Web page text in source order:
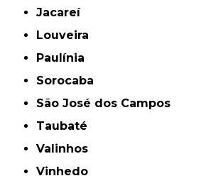
Jacareí
Louveira
Paulínia
Sorocaba
São José dos Campos
Taubaté
Valinhos
Vinhedo